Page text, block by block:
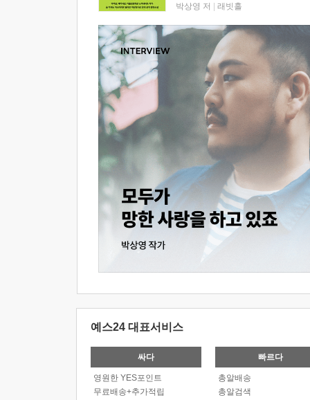
박상영 저 래빗홀
예스24 대표서비스
싸다
영원한 YES포인트
무료배송+추가적립
빠르다
총알배송
총알검색